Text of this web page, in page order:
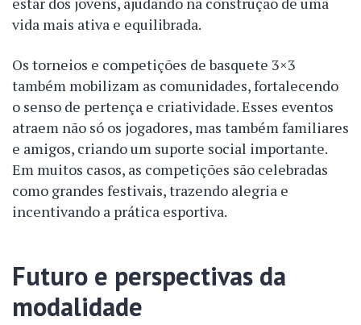
vida mais ativa e equilibrada.
Os torneios e competições de basquete 3×3
também mobilizam as comunidades, fortalecendo
o senso de pertença e criatividade. Esses eventos
atraem não só os jogadores, mas também familiares
e amigos, criando um suporte social importante.
Em muitos casos, as competições são celebradas
como grandes festivais, trazendo alegria e
incentivando a prática esportiva.
Futuro e perspectivas da
modalidade